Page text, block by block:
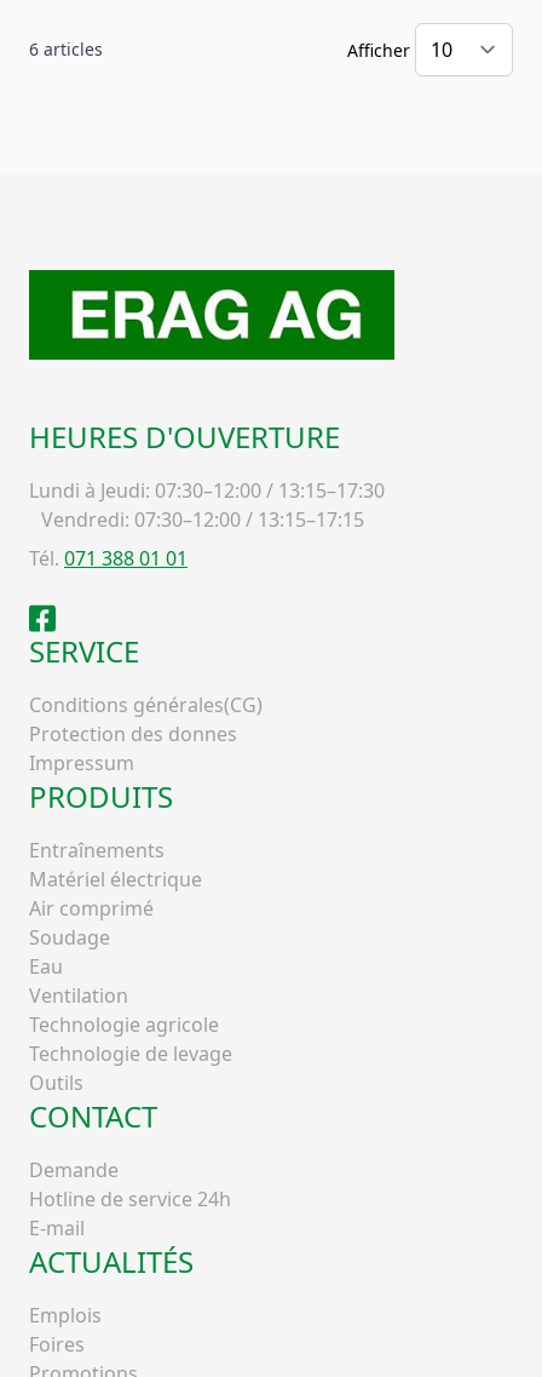
6 articles Afficher
HEURES D'OUVERTURE
Lundi à Jeudi: 07:30–12:00 / 13:15–17:30
Vendredi: 07:30–12:00 / 13:15–17:15
Tél. 071 388 01 01
Facebook
SERVICE
Conditions générales(CG)
Protection des donnes
Impressum
PRODUITS
Entraînements
Matériel électrique
Air comprimé
Soudage
Eau
Ventilation
Technologie agricole
Technologie de levage
Outils
CONTACT
Demande
Hotline de service 24h
E-mail
ACTUALITÉS
Emplois
Foires